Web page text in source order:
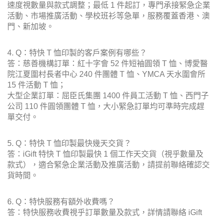
速度視數量與款式調整；最低 1 件起訂，專門承接緊急企業
活動、市場推廣活動、學校班衫等急單，服務覆蓋香港、澳
門、新加坡。
4. Q：特快 T 恤印製的客戶案例有哪些？
答：慈善機構訂單：紅十字會 52 件短袖圓領 T 恤、博愛醫
院江夏圍村長者中心 240 件團體 T 恤、YMCA 天水圍會所
15 件活動 T 恤；
大型企業訂單：屈臣氏集團 1400 件員工活動 T 恤、西門子
公司 110 件圓領團體 T 恤，大小緊急訂單均可準時完成趕
單交付。
5. Q：特快 T 恤印製最快幾天交貨？
答：iGift 特快 T 恤印製最快 1 個工作天交貨（視乎數量及
款式），適合緊急企業活動及推廣活動，請提前聯絡確認交
貨時間。
6. Q：特快服務有額外收費嗎？
答：特快服務收費視乎訂單數量及款式，詳情請聯絡 iGift